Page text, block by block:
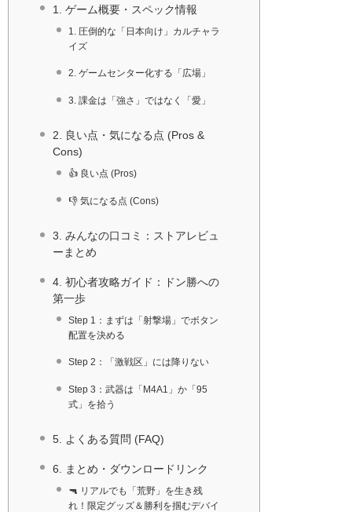
1. ゲーム概要・スペック情報
1. 圧倒的な「日本向け」カルチャラ
イズ
2. ゲームセンター化する「広場」
3. 課金は「強さ」ではなく「愛」
2. 良い点・気になる点 (Pros &
Cons)
👍 良い点 (Pros)
👎 気になる点 (Cons)
3. みんなの口コミ：ストアレビュ
ーまとめ
4. 初心者攻略ガイド：ドン勝への
第一歩
Step 1：まずは「射撃場」でボタン
配置を決める
Step 2：「激戦区」には降りない
Step 3：武器は「M4A1」か「95
式」を拾う
5. よくある質問 (FAQ)
6. まとめ・ダウンロードリンク
🔫 リアルでも「荒野」を生き残
れ！限定グッズ＆勝利を掴むデバイ